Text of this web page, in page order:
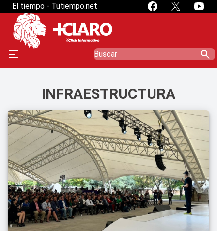
El tiempo - Tutiempo.net
search
INFRAESTRUCTURA